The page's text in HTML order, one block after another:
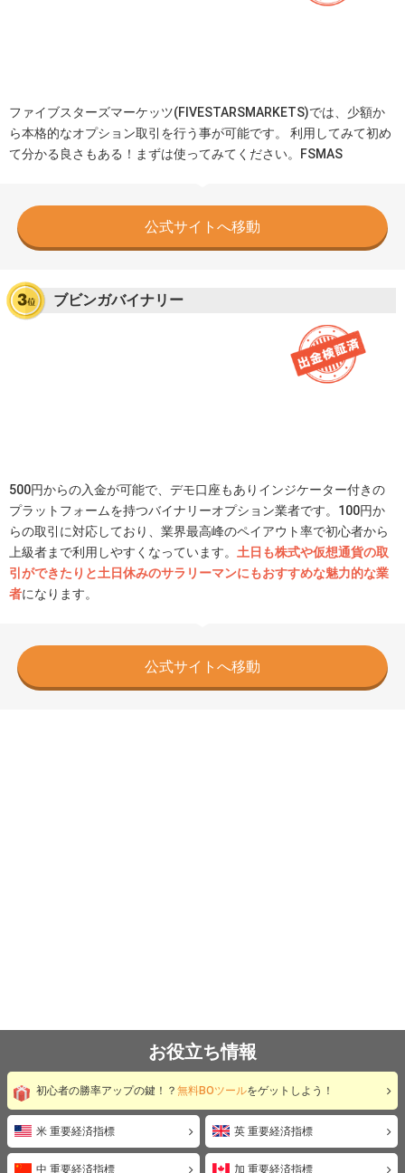
ファイブスターズマーケッツ(FIVESTARSMARKETS)では、少額か
ら本格的なオプション取引を行う事が可能です。 利用してみて初め
て分かる良さもある！まずは使ってみてください。FSMAS
公式サイトへ移動
ブビンガバイナリー
500円からの入金が可能で、デモ口座もありインジケーター付きの
プラットフォームを持つバイナリーオプション業者です。100円か
らの取引に対応しており、業界最高峰のペイアウト率で初心者から
上級者まで利用しやすくなっています。 土日も株式や仮想通貨の取
引ができたりと土日休みのサラリーマンにもおすすめな魅力的な業
者になります。
公式サイトへ移動
お役立ち情報
初心者の勝率アップの鍵！？ 無料BOツールをゲットしよう！
米 重要経済指標 英 重要経済指標
中 重要経済指標 加 重要経済指標